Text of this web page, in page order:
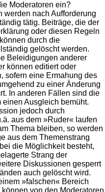
Moderatoren ein?
werden nach Aufforderung
tätig. Beiträge, die der
oder diesen Regeln
durch die
gelöscht werden.
Beleidigungen anderer
können editiert oder
sofern eine Ermahung des
zu einer Änderung
In anderen Fällen sind die
einen Ausgleich bemüht.
jedoch durch
aus dem »Ruder« laufen
Thema bleiben, so werden
aus dem Themenstrang
die Möglichkeit besteht,
Strang der
Diskussionen gesperrt
auch gelöscht wird.
»falschen« Bereich